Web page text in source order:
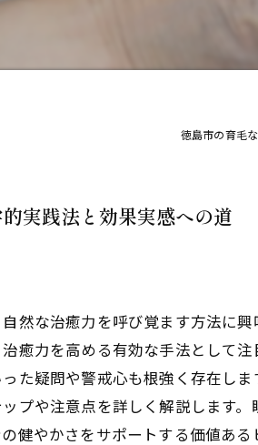
徳島市の育毛
実践法と効果実感への道
然な治癒力を呼び覚ます方法に
癒力を高める有効な手法として
た疑問や警戒心も根強く存在し
プや注意点を詳しく解説します
健やかさをサポートする価値ある